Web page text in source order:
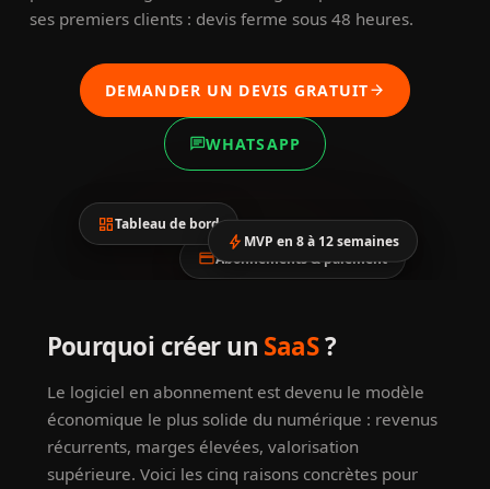
ses premiers clients : devis ferme sous 48 heures.
DEMANDER UN DEVIS GRATUITarrow_forward
chatWHATSAPP
verified
Votre SaaS, prêt à
scaler
credit_cardAbonnements & paiement
dashboardTableau de bord
bolt MVP en 8 à 12 semaines
Pourquoi créer un SaaS?
Le logiciel en abonnement est devenu le modèle
économique le plus solide du numérique : revenus
récurrents, marges élevées, valorisation
supérieure. Voici les cinq raisons concrètes pour